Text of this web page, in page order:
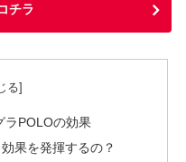
チラ
ラPOLOの効果
果を発揮するの？